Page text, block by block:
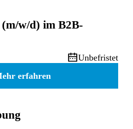
w/d) im B2B-
Unbefristet
erfahren